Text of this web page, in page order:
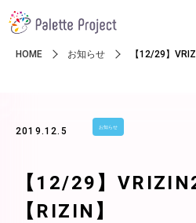
HOME お知らせ 【12/29】
2019.12.5 お知らせ
【12/29】
【RIZIN】